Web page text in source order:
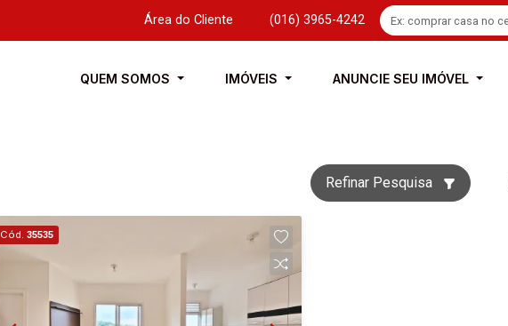
Área do Cliente (016) 3965-4242
QUEM SOMOS IMÓVEIS ANUNCIE SEU IMÓVEL
Refinar Pesquisa
Cód. 35535